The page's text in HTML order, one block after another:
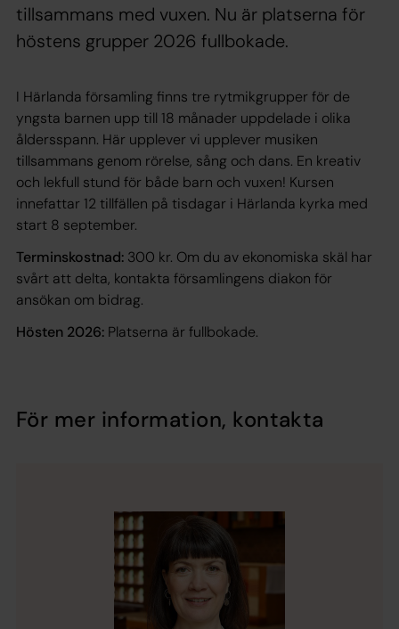
tillsammans med vuxen. Nu är platserna för
höstens grupper 2026 fullbokade.
I Härlanda församling finns tre rytmikgrupper för de
yngsta barnen upp till 18 månader uppdelade i olika
åldersspann. Här upplever vi upplever musiken
tillsammans genom rörelse, sång och dans. En kreativ
och lekfull stund för både barn och vuxen! Kursen
innefattar 12 tillfällen på tisdagar i Härlanda kyrka med
start 8 september.
Terminskostnad: 300 kr. Om du av ekonomiska skäl har
svårt att delta, kontakta församlingens diakon för
ansökan om bidrag.
Hösten 2026: Platserna är fullbokade.
För mer information, kontakta